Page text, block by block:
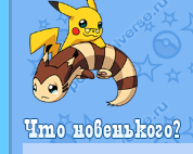
шадоу спиритомб
от
траббишотilovearceusв
Raging BoltотGraceDaFox
Shadow mismagiusот
художникотvicavicaв